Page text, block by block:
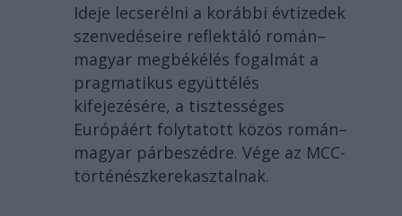
Ideje lecserélni a korábbi évtizedek
szenvedéseire reflektáló román–
magyar megbékélés fogalmát a
pragmatikus együttélés
kifejezésére, a tisztességes
Európáért folytatott közös román–
magyar párbeszédre. Vége az MCC-
történészkerekasztalnak.